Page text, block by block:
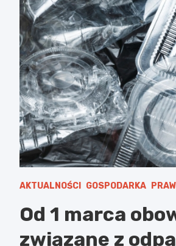
AKTUALNOŚCI GOSPODARKA
Od 1 marca
związane z